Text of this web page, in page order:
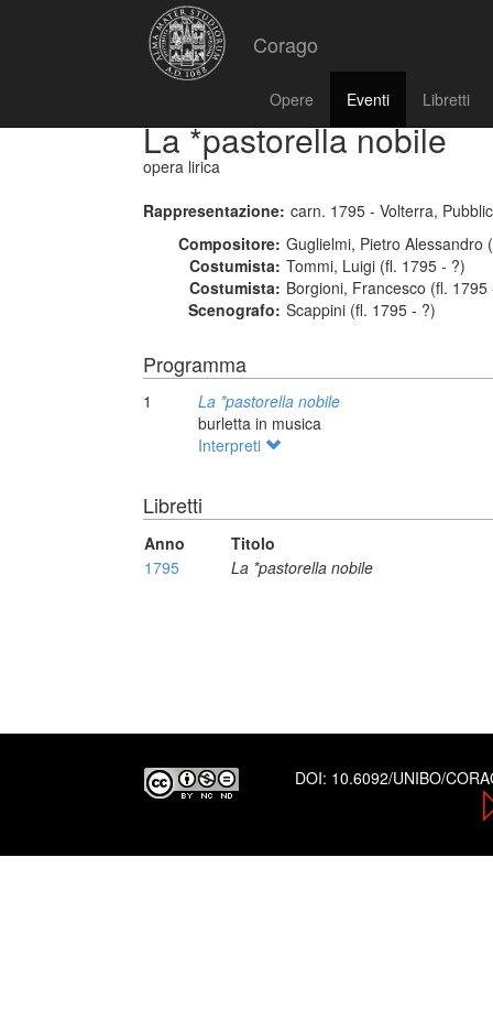
Corago
Opere Eventi Libretti
La *pastorella nobile
opera lirica
Rappresentazione: carn. 1795 - Volterra,
Compositore: Guglielmi, Pietro Alessandro
Costumista: Tommi, Luigi (fl. 1795 - ?)
Costumista: Borgioni, Francesco (fl. 1795
Scenografo: Scappini (fl. 1795 - ?)
Programma
1
La *pastorella nobile
burletta in musica
Interpreti
Libretti
Anno
Titolo
1795
La *pastorella nobile
DOI: 10.6092/UNIBO/